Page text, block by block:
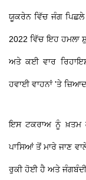
ਯੂਕਰੇਨ ਵਿੱਚ ਜੰਗ ਪਿਛਲੇ
2022 ਵਿੱਚ ਇਹ ਹਮਲਾ
ਅਤੇ ਕਈ ਵਾਰ
ਹਵਾਈ ਵਾਹਨਾਂ 'ਤੇ
ਇਸ ਟਕਰਾਅ ਨੂੰ ਖ਼ਤਮ
ਪਾਸਿਆਂ ਤੋਂ ਮਾਰੇ ਜਾਣ
ਰੁਕੀ ਹੋਈ ਹੈ ਅਤੇ